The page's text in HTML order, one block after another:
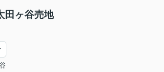
田ヶ谷売地